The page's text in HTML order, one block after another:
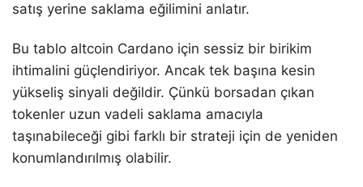
satış yerine saklama eğilimini anlatır.
Bu tablo altcoin Cardano için sessiz bir birikim
ihtimalini güçlendiriyor. Ancak tek başına kesin
yükseliş sinyali değildir. Çünkü borsadan çıkan
tokenler uzun vadeli saklama amacıyla
taşınabileceği gibi farklı bir strateji için de yeniden
konumlandırılmış olabilir.